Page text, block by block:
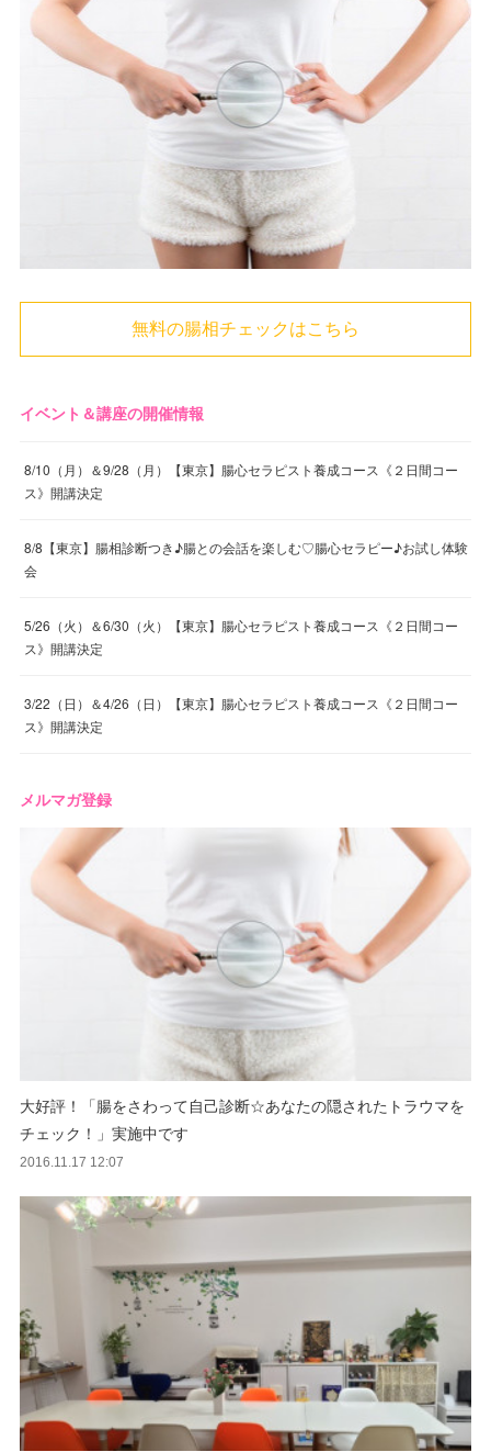
無料の腸相チェックはこちら
イベント＆講座の開催情報
8/10（月）＆9/28（月）【東京】腸心セラピスト養成コース《２日間コー
ス》開講決定
8/8【東京】腸相診断つき♪腸との会話を楽しむ♡腸心セラピー♪お試し体験
会
5/26（火）＆6/30（火）【東京】腸心セラピスト養成コース《２日間コー
ス》開講決定
3/22（日）＆4/26（日）【東京】腸心セラピスト養成コース《２日間コー
ス》開講決定
メルマガ登録
大好評！「腸をさわって自己診断☆あなたの隠されたトラウマを
チェック！」実施中です
2016.11.17 12:07